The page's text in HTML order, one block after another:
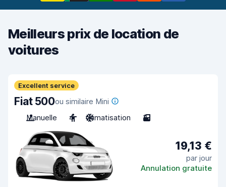
Meilleurs prix de location de
voitures
Excellent service
Fiat 500ou similaire Mini
Manuelle
4 Climatisation 3
19,13 €
par jour
Annulation gratuite